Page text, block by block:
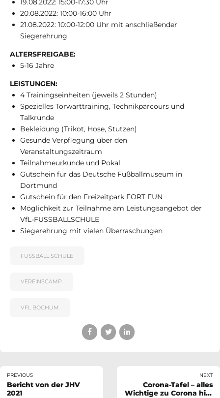
19.08.2022: 15:00-17:30 Uhr
20.08.2022: 10:00-16:00 Uhr
21.08.2022: 10:00-12:00 Uhr mit anschließender
Siegerehrung
ALTERSFREIGABE:
5-16 Jahre
LEISTUNGEN:
4 Trainingseinheiten (jeweils 2 Stunden)
Spezielles Torwarttraining, Technikparcours und
Talkrunde
Bekleidung (Trikot, Hose, Stutzen)
Gesunde Verpflegung über den
Veranstaltungszeitraum
Teilnahmeurkunde und Pokal
Gutschein für das Deutsche Fußballmuseum in
Dortmund
Gutschein für den Freizeitpark FORT FUN
Möglichkeit zur Teilnahme am Leistungsangebot der
VfL-FUSSBALLSCHULE
Siegerehrung mit vielen Überraschungen
FUSSBALL SCHULE
VEREINSCAMP
VFL BOCHUM
PREVIOUS
Bericht von der JHV
2021
NEXT
Corona-Tafel – alles
Wichtige zu Corona hier